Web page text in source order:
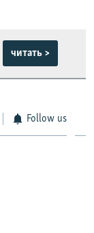
читать >
Follow us